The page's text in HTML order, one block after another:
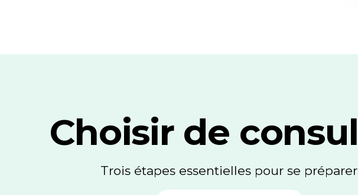
Choisir de
Trois étapes essentielles pour se